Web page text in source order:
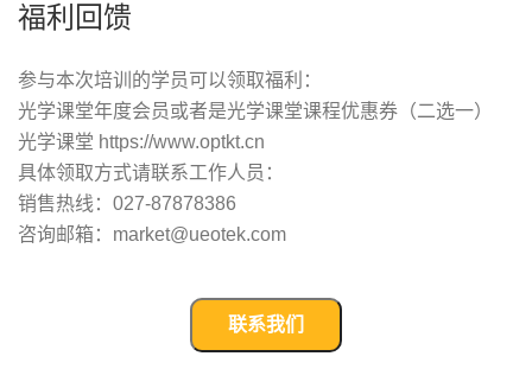
福利回馈
参与本次培训的学员可以领取福利：
光学课堂年度会员或者是光学课堂课程优惠券（二选一）
光学课堂 https://www.optkt.cn
具体领取方式请联系工作人员：
销售热线：027-87878386
咨询邮箱：market@ueotek.com
联系我们